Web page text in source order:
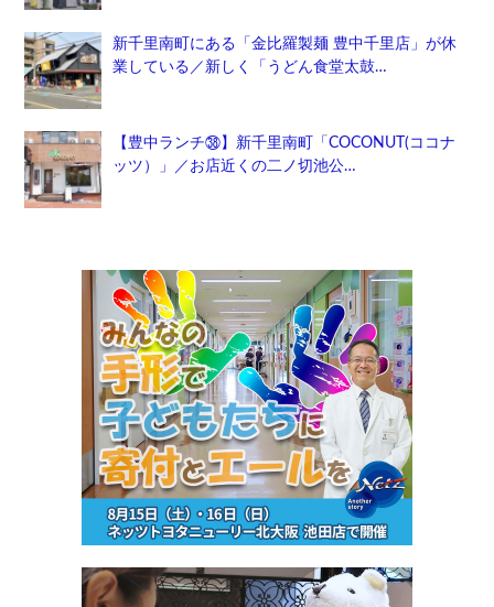
新千里南町にある「金比羅製麺 豊中千里店」が休
業している／新しく「うどん食堂太鼓…
【豊中ランチ㊳】新千里南町「COCONUT(ココナ
ッツ）」／お店近くの二ノ切池公…